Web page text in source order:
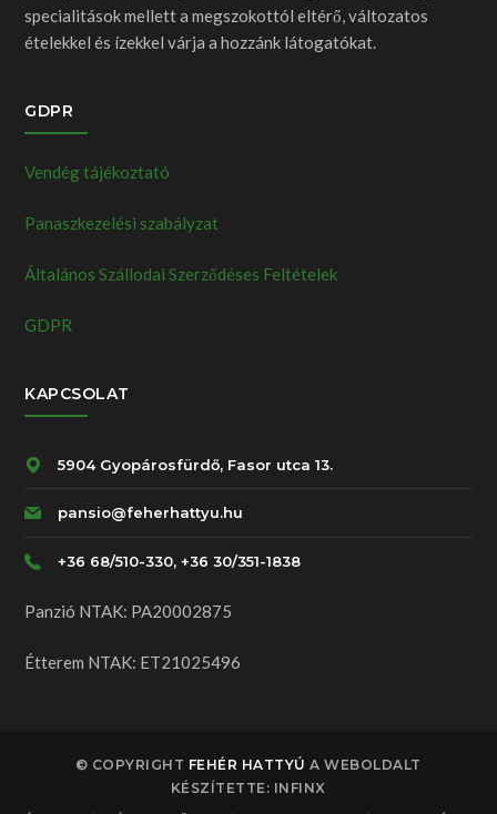
specialitások mellett a megszokottól eltérő, változatos
ételekkel és ízekkel várja a hozzánk látogatókat.
GDPR
Vendég tájékoztató
Panaszkezelési szabályzat
Általános Szállodai Szerződéses Feltételek
GDPR
KAPCSOLAT
5904 Gyopárosfürdő, Fasor utca 13.
pansio@feherhattyu.hu
+36 68/510-330, +36 30/351-1838
Panzió NTAK: PA20002875
Étterem NTAK: ET21025496
© COPYRIGHT FEHÉR HATTYÚ A WEBOLDALT
KÉSZÍTETTE: INFINX